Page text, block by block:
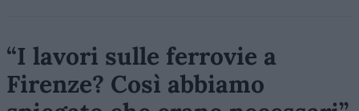
“I lavori sulle ferrovie a
Firenze? Così abbiamo